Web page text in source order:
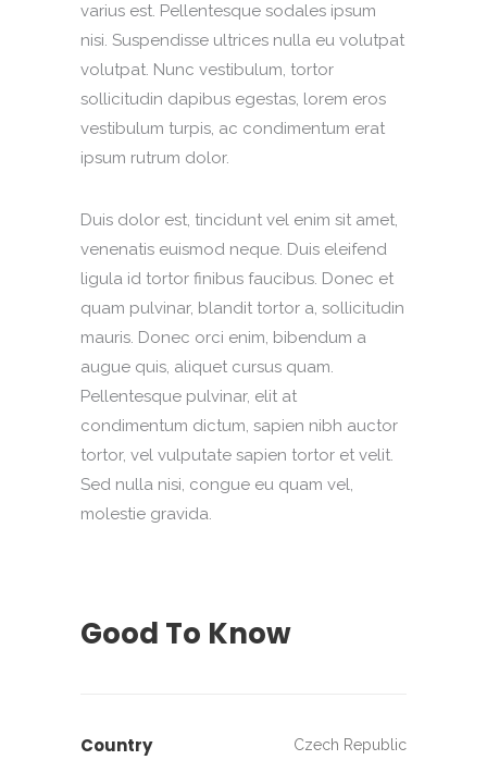
varius est. Pellentesque sodales ipsum
nisi. Suspendisse ultrices nulla eu volutpat
volutpat. Nunc vestibulum, tortor
sollicitudin dapibus egestas, lorem eros
vestibulum turpis, ac condimentum erat
ipsum rutrum dolor.
Duis dolor est, tincidunt vel enim sit amet,
venenatis euismod neque. Duis eleifend
ligula id tortor finibus faucibus. Donec et
quam pulvinar, blandit tortor a, sollicitudin
mauris. Donec orci enim, bibendum a
augue quis, aliquet cursus quam.
Pellentesque pulvinar, elit at
condimentum dictum, sapien nibh auctor
tortor, vel vulputate sapien tortor et velit.
Sed nulla nisi, congue eu quam vel,
molestie gravida.
Good To Know
Country Czech Republic